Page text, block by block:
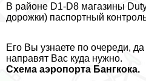
В районе D1-D8 магазины
дорожки) паспортный
Его Вы узнаете по очереди,
направят Вас куда нужно.
Схема аэропорта Бангкока.